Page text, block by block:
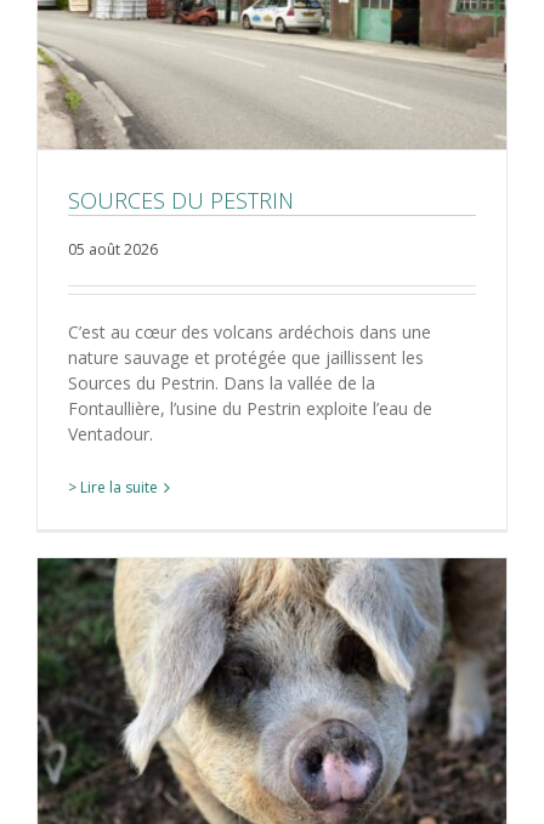
SOURCES DU PESTRIN
05 août 2026
C’est au cœur des volcans ardéchois dans une
nature sauvage et protégée que jaillissent les
Sources du Pestrin. Dans la vallée de la
Fontaullière, l’usine du Pestrin exploite l’eau de
Ventadour.
> Lire la suite